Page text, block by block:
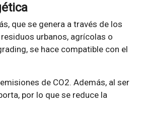
que se genera a través de los
urbanos, agrícolas o
se hace compatible con el
de CO2. Además, al ser
por lo que se reduce la